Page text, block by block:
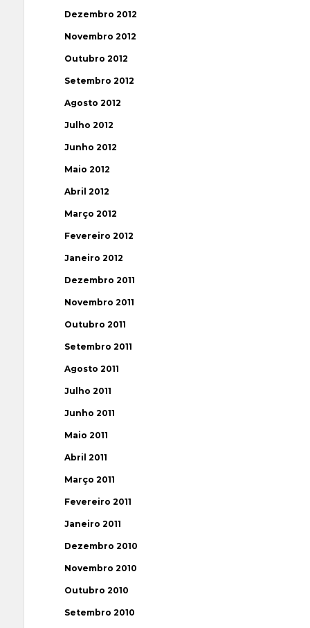
Dezembro 2012
Novembro 2012
Outubro 2012
Setembro 2012
Agosto 2012
Julho 2012
Junho 2012
Maio 2012
Abril 2012
Março 2012
Fevereiro 2012
Janeiro 2012
Dezembro 2011
Novembro 2011
Outubro 2011
Setembro 2011
Agosto 2011
Julho 2011
Junho 2011
Maio 2011
Abril 2011
Março 2011
Fevereiro 2011
Janeiro 2011
Dezembro 2010
Novembro 2010
Outubro 2010
Setembro 2010